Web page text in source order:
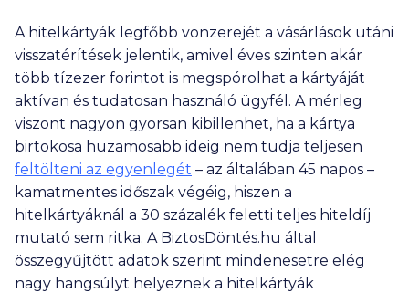
A hitelkártyák legfőbb vonzerejét a vásárlások utáni
visszatérítések jelentik, amivel éves szinten akár
több tízezer forintot is megspórolhat a kártyáját
aktívan és tudatosan használó ügyfél. A mérleg
viszont nagyon gyorsan kibillenhet, ha a kártya
birtokosa huzamosabb ideig nem tudja teljesen
feltölteni az egyenlegét – az általában 45 napos –
kamatmentes időszak végéig, hiszen a
hitelkártyáknál a 30 százalék feletti teljes hiteldíj
mutató sem ritka. A BiztosDöntés.hu által
összegyűjtött adatok szerint mindenesetre elég
nagy hangsúlyt helyeznek a hitelkártyák